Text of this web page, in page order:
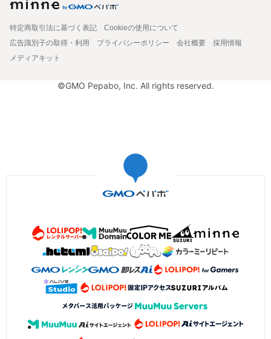
特定商取引法に基づく表記
Cookieの使用について
広告識別子の取得・利用
プライバシーポリシー 会社概要
採用情報
メディアキット
©GMO Pepabo, Inc. All rights reserved.